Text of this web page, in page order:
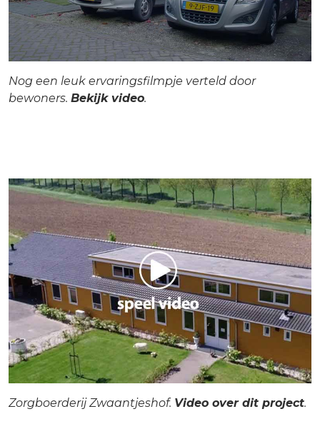
Nog een leuk ervaringsfilmpje verteld door
bewoners. Bekijk video.
Zorgboerderij Zwaantjeshof. Video over dit project.